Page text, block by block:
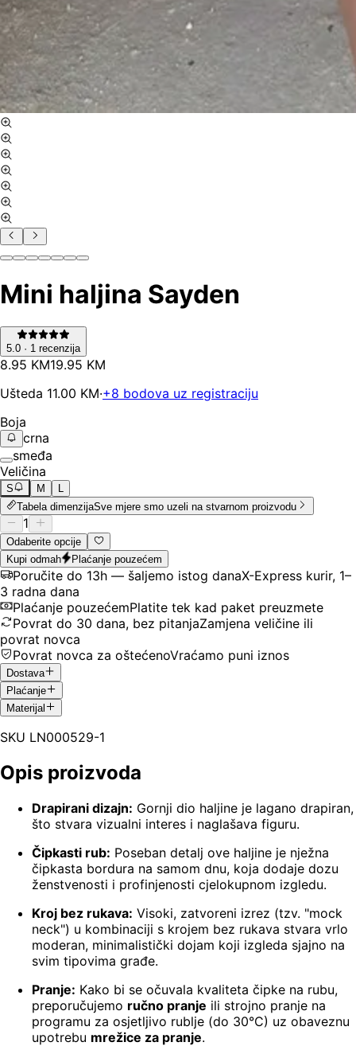
Mini haljina Sayden
5.0 · 1 recenzija
8.95 KM19.95 KM
Ušteda 11.00 KM·+8 bodova uz registraciju
Boja
crna
smeđa
Veličina
S M
L
Tabela dimenzijaSve mjere smo uzeli na stvarnom proizvodu
1
Odaberite opcije
Kupi odmah
Plaćanje pouzećem
Poručite do 13h — šaljemo istog danaX-Express kurir, 1–
3 radna dana
Plaćanje pouzećemPlatite tek kad paket preuzmete
Povrat do 30 dana, bez pitanjaZamjena veličine ili
povrat novca
Povrat novca za oštećenoVraćamo puni iznos
Dostava
Plaćanje
Materijal
SKU LN000529-1
Opis proizvoda
Drapirani dizajn: Gornji dio haljine je lagano drapiran,
što stvara vizualni interes i naglašava figuru.
Čipkasti rub: Poseban detalj ove haljine je nježna
čipkasta bordura na samom dnu, koja dodaje dozu
ženstvenosti i profinjenosti cjelokupnom izgledu.
Kroj bez rukava: Visoki, zatvoreni izrez (tzv. "mock
neck") u kombinaciji s krojem bez rukava stvara vrlo
moderan, minimalistički dojam koji izgleda sjajno na
svim tipovima građe.
Pranje: Kako bi se očuvala kvaliteta čipke na rubu,
preporučujemo ručno pranje ili strojno pranje na
programu za osjetljivo rublje (do 30°C) uz obaveznu
upotrebu mrežice za pranje.